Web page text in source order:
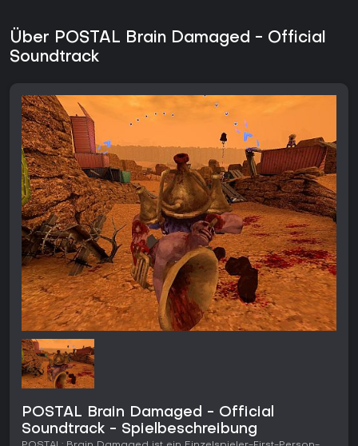
Über POSTAL Brain Damaged - Official
Soundtrack
POSTAL Brain Damaged - Official
Soundtrack - Spielbeschreibung